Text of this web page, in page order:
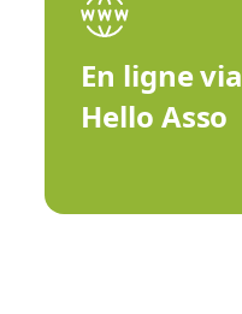
En ligne via
Hello Asso